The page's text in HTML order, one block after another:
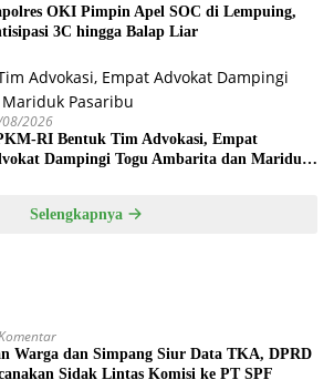
OKI Pimpin Apel SOC di Lempuing,
3C hingga Balap Liar
2026
RI Bentuk Tim Advokasi, Empat
Dampingi Togu Ambarita dan Mariduk
Selengkapnya
Warga dan Simpang Siur Data TKA, DPRD
Sidak Lintas Komisi ke PT SPF